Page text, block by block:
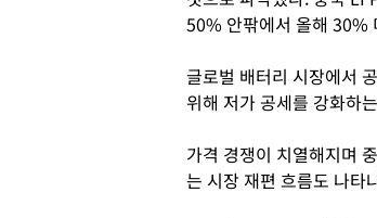
50% 안팎에서 올해 30%
글로벌 배터리 시장에서
위해 저가 공세를 강화하
가격 경쟁이 치열해지며
는 시장 재편 흐름도 나타